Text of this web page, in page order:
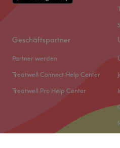
Geschäftspartner
Partner werden
Treatwell Connect Help Center
Treatwell Pro Help Center